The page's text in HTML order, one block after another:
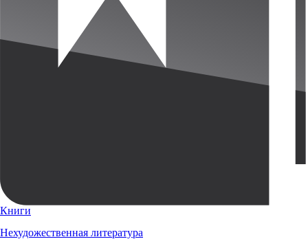
Книги
Нехудожественная литература